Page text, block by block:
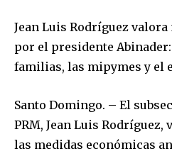
Jean Luis Rodríguez
por el presidente
familias, las mipymes y el
Santo Domingo. – El
PRM, Jean Luis
las medidas económicas